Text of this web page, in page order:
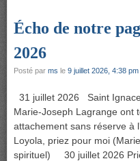
Écho de notre
2026
Posté par ms le 9 juillet 2026, 4:38 pm
31 juillet 2026 Saint
Marie-Joseph Lagrange ont
attachement sans réserve à
Loyola, priez pour moi
spirituel) 30 juillet 2026